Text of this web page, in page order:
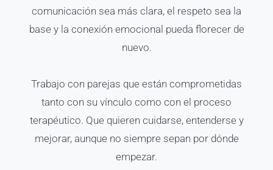
comunicación sea más clara, el respeto sea la
base y la conexión emocional pueda florecer de
nuevo.
Trabajo con parejas que están comprometidas
tanto con su vínculo como con el proceso
terapéutico. Que quieren cuidarse, entenderse y
mejorar, aunque no siempre sepan por dónde
empezar.